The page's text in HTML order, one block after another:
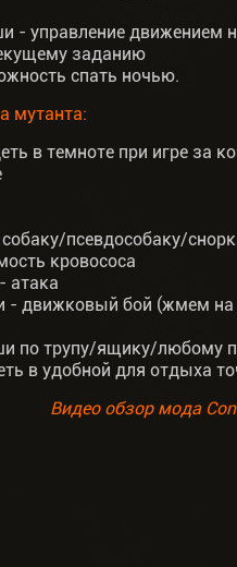
- управление движением
заданию
спать ночью.
мутанта:
в темноте при игре за
псевдособаку/
кровососа
атака
движковый бой (жмем на
по трупу/ящику/любому
в удобной для отдыха
Видео обзор мода